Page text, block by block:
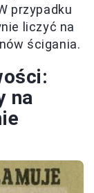
przypadku
liczyć na
ścigania.
na